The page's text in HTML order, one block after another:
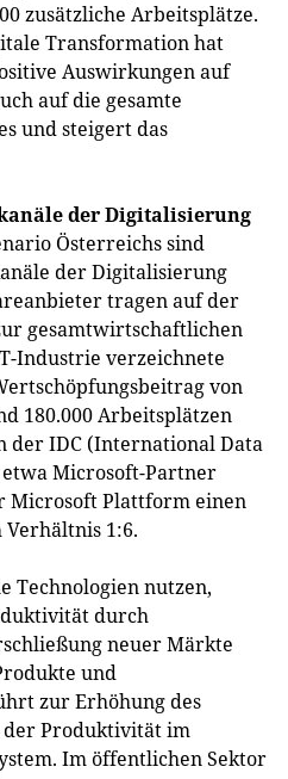
zusätzliche Arbeitsplätze.
Transformation hat
Auswirkungen auf
auf die gesamte
und steigert das
der Digitalisierung
Österreichs sind
der Digitalisierung
tragen auf der
gesamtwirtschaftlichen
Industrie verzeichnete
von
180.000 Arbeitsplätzen
der IDC (International Data
Microsoft-Partner
Microsoft Plattform einen
1:6.
Technologien nutzen,
durch
neuer Märkte
und
zur Erhöhung des
Produktivität im
Im öffentlichen Sektor